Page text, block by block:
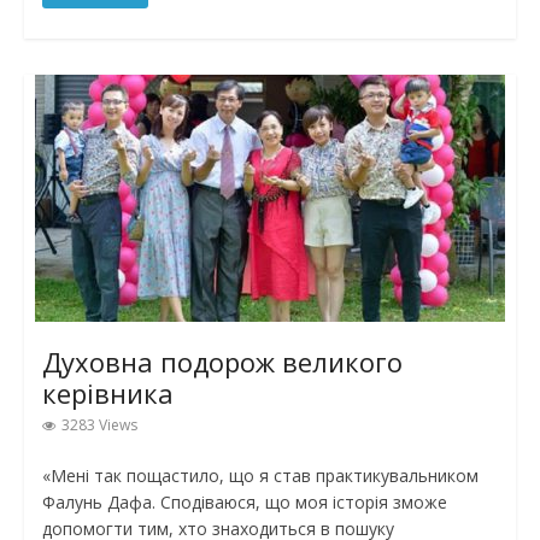
Духовна подорож великого
керівника
3283 Views
«Мені так пощастило, що я став практикувальником
Фалунь Дафа. Сподіваюся, що моя історія зможе
допомогти тим, хто знаходиться в пошуку